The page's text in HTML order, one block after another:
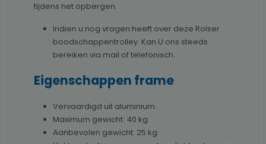
tijdens het opbergen.
Indien u nog vragen heeft over deze Rolser
boodschappentrolley. Kan U ons steeds
bereiken via mail of telefonisch.
Eigenschappen frame
Vervaardigd uit aluminium.
Maximum gewicht: 40 kg.
Aanbevolen gewicht: 25 kg.